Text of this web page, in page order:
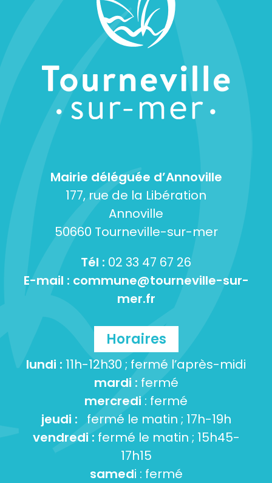
Mairie déléguée d’Annoville
177, rue de la Libération
Annoville
50660 Tourneville-sur-mer
Tél : 02 33 47 67 26
E-mail : commune@tourneville-sur-
mer.fr
Horaires
lundi : 11h-12h30 ; fermé l’après-midi
mardi : fermé
mercredi : fermé
jeudi : fermé le matin ; 17h-19h
vendredi : fermé le matin ; 15h45-
17h15
samedi : fermé